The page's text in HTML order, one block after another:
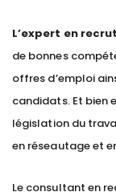
L’expert en
de bonnes
offres d’emploi
candidats. Et bien
législation du
en réseautage et
Le consultant en